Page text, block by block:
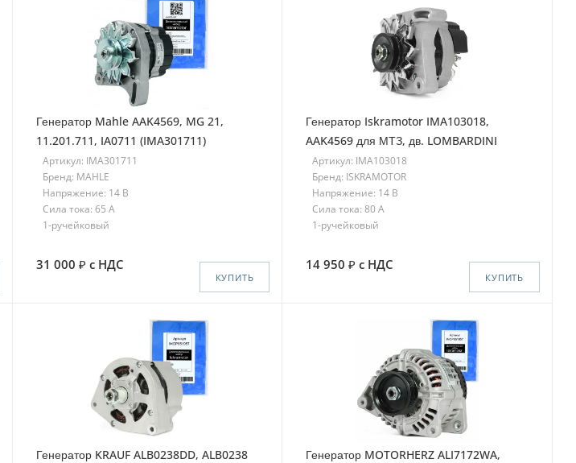
Генератор Mahle AAK4569, MG 21,
11.201.711, IA0711 (IMA301711)
Артикул: IMA301711
Бренд: MAHLE
Напряжение: 14 В
Сила тока: 65 A
1-ручейковый
31 000 с НДС
КУПИТЬ
Генератор Iskramotor IMA103018,
AAK4569 для МТЗ, дв. LOMBARDINI
Артикул: IMA103018
Бренд: ISKRAMOTOR
Напряжение: 14 В
Сила тока: 80 A
1-ручейковый
14 950 с НДС
КУПИТЬ
Генератор KRAUF ALB0238DD, ALB0238
Генератор MOTORHERZ ALI7172WA,